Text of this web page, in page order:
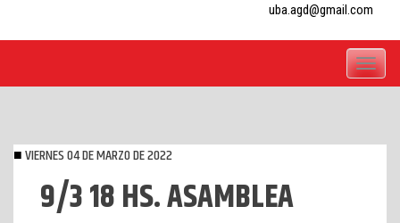
uba.agd@gmail.com
Toggle
VIERNES 04 DE MARZO DE 2022
9/3 18 HS. ASAMBLEA